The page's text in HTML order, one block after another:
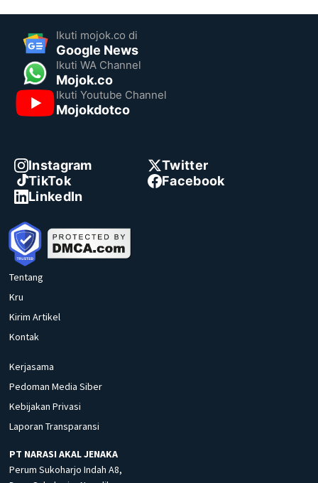
Ikuti mojok.co di
Google News
Ikuti WA Channel
Mojok.co
Ikuti Youtube Channel
Mojokdotco
Instagram
Twitter
TikTok
Facebook
LinkedIn
Tentang
Kru
Kirim Artikel
Kontak
Kerjasama
Pedoman Media Siber
Kebijakan Privasi
Laporan Transparansi
PT NARASI AKAL JENAKA
Perum Sukoharjo Indah A8,